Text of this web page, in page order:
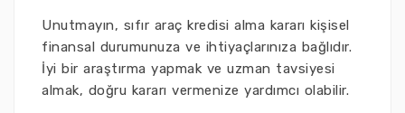
Unutmayın, sıfır araç kredisi alma kararı kişisel
finansal durumunuza ve ihtiyaçlarınıza bağlıdır.
İyi bir araştırma yapmak ve uzman tavsiyesi
almak, doğru kararı vermenize yardımcı olabilir.